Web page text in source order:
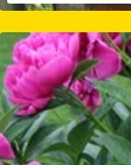
Hohe Stauden